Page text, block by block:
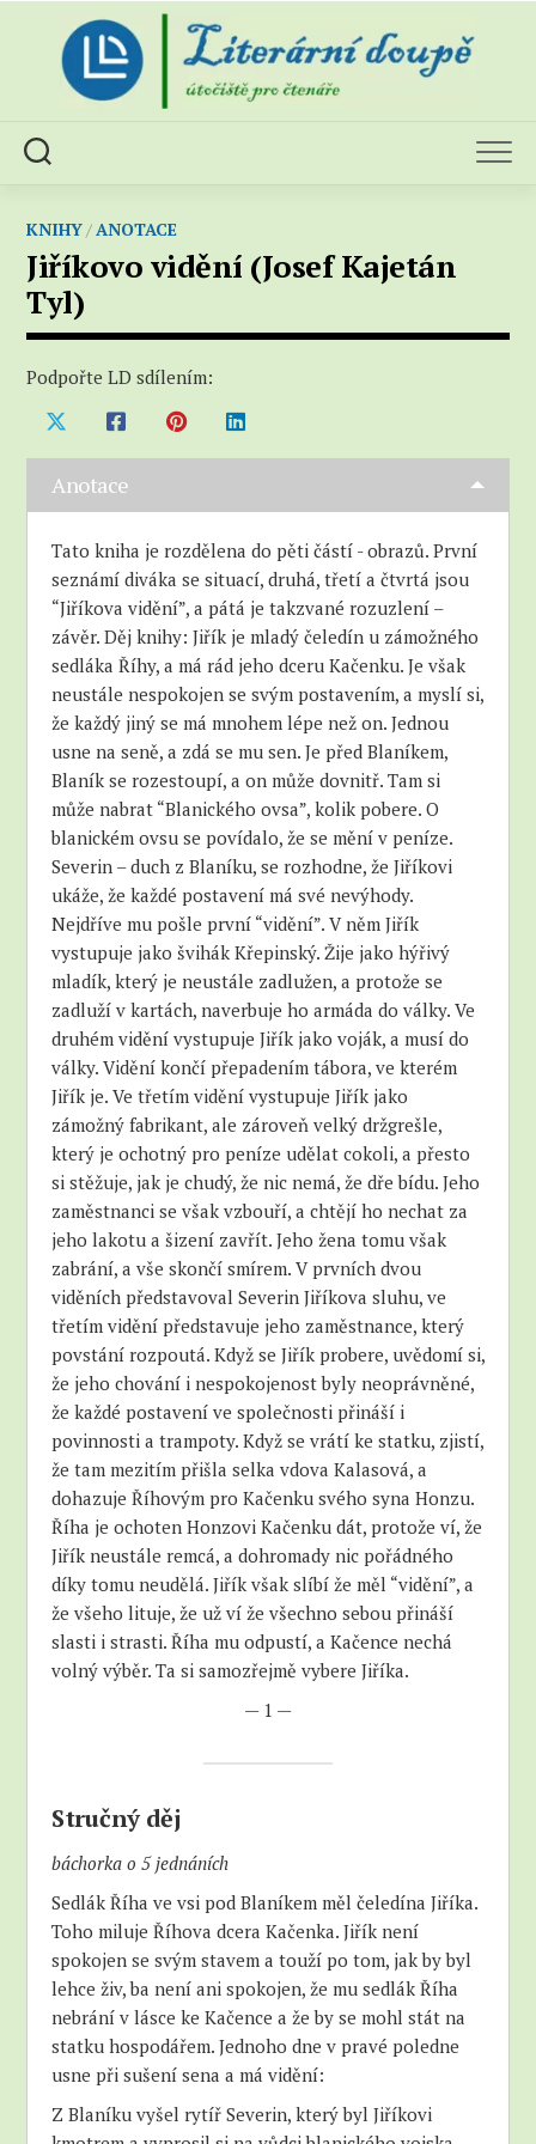
content
KNIHY/ANOTACE
Jiříkovo vidění (Josef Kajetán
Tyl)
Podpořte LD sdílením:
Anotace
Tato kniha je rozdělena do pěti částí - obrazů. První
seznámí diváka se situací, druhá, třetí a čtvrtá jsou
“Jiříkova vidění”, a pátá je takzvané rozuzlení –
závěr. Děj knihy: Jiřík je mladý čeledín u zámožného
sedláka Říhy, a má rád jeho dceru Kačenku. Je však
neustále nespokojen se svým postavením, a myslí si,
že každý jiný se má mnohem lépe než on. Jednou
usne na seně, a zdá se mu sen. Je před Blaníkem,
Blaník se rozestoupí, a on může dovnitř. Tam si
může nabrat “Blanického ovsa”, kolik pobere. O
blanickém ovsu se povídalo, že se mění v peníze.
Severin – duch z Blaníku, se rozhodne, že Jiříkovi
ukáže, že každé postavení má své nevýhody.
Nejdříve mu pošle první “vidění”. V něm Jiřík
vystupuje jako švihák Křepinský. Žije jako hýřivý
mladík, který je neustále zadlužen, a protože se
zadluží v kartách, naverbuje ho armáda do války. Ve
druhém vidění vystupuje Jiřík jako voják, a musí do
války. Vidění končí přepadením tábora, ve kterém
Jiřík je. Ve třetím vidění vystupuje Jiřík jako
zámožný fabrikant, ale zároveň velký držgrešle,
který je ochotný pro peníze udělat cokoli, a přesto
si stěžuje, jak je chudý, že nic nemá, že dře bídu. Jeho
zaměstnanci se však vzbouří, a chtějí ho nechat za
jeho lakotu a šizení zavřít. Jeho žena tomu však
zabrání, a vše skončí smírem. V prvních dvou
viděních představoval Severin Jiříkova sluhu, ve
třetím vidění představuje jeho zaměstnance, který
povstání rozpoutá. Když se Jiřík probere, uvědomí si,
že jeho chování i nespokojenost byly neoprávněné,
že každé postavení ve společnosti přináší i
povinnosti a trampoty. Když se vrátí ke statku, zjistí,
že tam mezitím přišla selka vdova Kalasová, a
dohazuje Říhovým pro Kačenku svého syna Honzu.
Říha je ochoten Honzovi Kačenku dát, protože ví, že
Jiřík neustále remcá, a dohromady nic pořádného
díky tomu neudělá. Jiřík však slíbí že měl “vidění”, a
že všeho lituje, že už ví že všechno sebou přináší
slasti i strasti. Říha mu odpustí, a Kačence nechá
volný výběr. Ta si samozřejmě vybere Jiříka.
— 1 —
Stručný děj
báchorka o 5 jednáních
Sedlák Říha ve vsi pod Blaníkem měl čeledína Jiříka.
Toho miluje Říhova dcera Kačenka. Jiřík není
spokojen se svým stavem a touží po tom, jak by byl
lehce živ, ba není ani spokojen, že mu sedlák Říha
nebrání v lásce ke Kačence a že by se mohl stát na
statku hospodářem. Jednoho dne v pravé poledne
usne při sušení sena a má vidění:
Z Blaníku vyšel rytíř Severin, který byl Jiříkovi